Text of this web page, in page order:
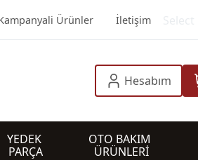
Ürünler İletişim
Hesabım
YEDEK
PARÇA
OTO BAKIM
ÜRÜNLERİ